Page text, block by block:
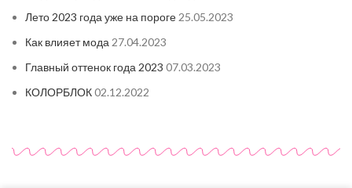
Лето 2023 года уже на пороге 25.05.2023
Как влияет мода 27.04.2023
Главный оттенок года 2023 07.03.2023
КОЛОРБЛОК02.12.2022